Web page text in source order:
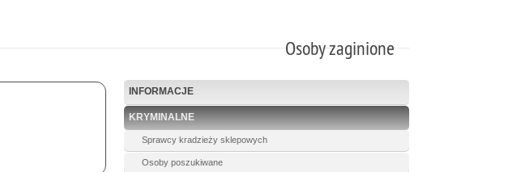
Osoby zaginione
INFORMACJE
KRYMINALNE
Sprawcy kradzieży sklepowych
Osoby poszukiwane